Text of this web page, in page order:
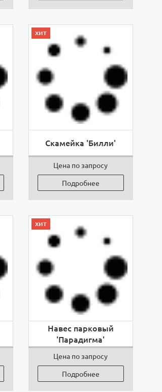
хит
Скамейка 'Билли'
Цена по запросу
Подробнее
хит
Навес парковый
'Парадигма'
Цена по запросу
Подробнее